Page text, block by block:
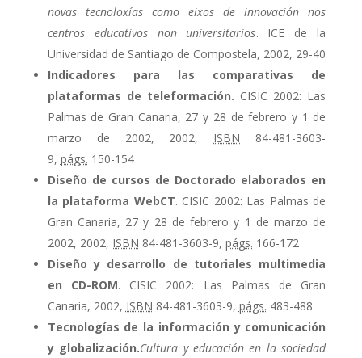
novas tecnoloxías como eixos de innovación nos
centros educativos non universitarios. ICE de la
Universidad de Santiago de Compostela, 2002, 29-40
Indicadores para las comparativas de
plataformas de teleformación. CISIC 2002: Las
Palmas de Gran Canaria, 27 y 28 de febrero y 1 de
marzo de 2002, 2002, ISBN 84-481-3603-
9, págs. 150-154
Diseño de cursos de Doctorado elaborados en
la plataforma WebCT. CISIC 2002: Las Palmas de
Gran Canaria, 27 y 28 de febrero y 1 de marzo de
2002, 2002, ISBN 84-481-3603-9, págs. 166-172
Diseño y desarrollo de tutoriales multimedia
en CD-ROM. CISIC 2002: Las Palmas de Gran
Canaria, 2002, ISBN 84-481-3603-9, págs. 483-488
Tecnologías de la información y comunicación
y globalización.Cultura y educación en la sociedad